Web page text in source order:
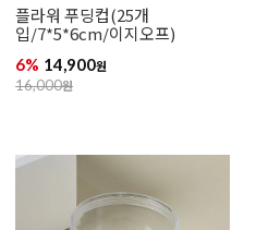
플라워 푸딩컵(25개
입/7*5*6cm/이지오프)
6% 14,900원
16,000원